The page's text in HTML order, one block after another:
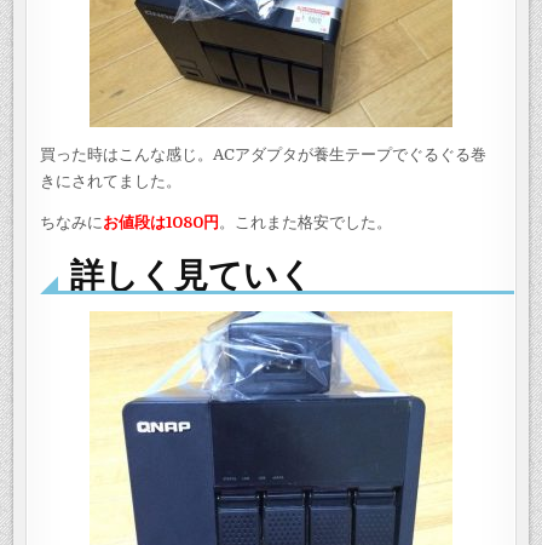
買った時はこんな感じ。ACアダプタが養生テープでぐるぐる巻
きにされてました。
ちなみにお値段は1080円 。これまた格安でした。
詳しく見ていく